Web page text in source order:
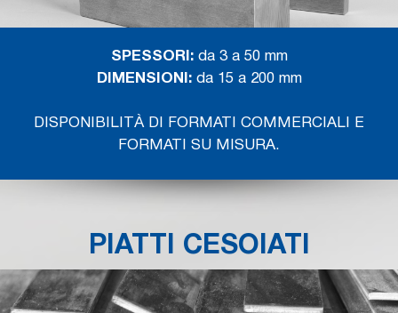
SPESSORI:da 3 a 50 mm
DIMENSIONI:da 15 a 200 mm
DISPONIBILITÀ DI FORMATI COMMERCIALI E
FORMATI SU MISURA.
PIATTI CESOIATI